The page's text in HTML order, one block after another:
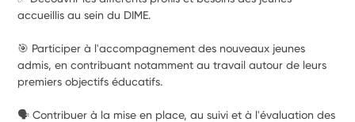
accueillis au sein du DIME.
🎯 Participer à l'accompagnement des nouveaux jeunes
admis, en contribuant notamment au travail autour de leurs
premiers objectifs éducatifs.
🗣️ Contribuer à la mise en place, au suivi et à l'évaluation des